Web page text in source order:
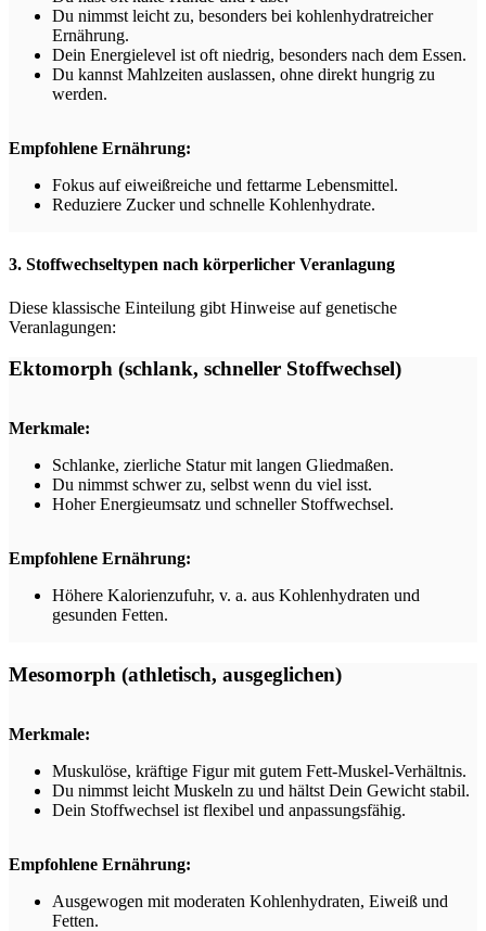
Du nimmst leicht zu, besonders bei kohlenhydratreicher
Ernährung.
Dein Energielevel ist oft niedrig, besonders nach dem Essen.
Du kannst Mahlzeiten auslassen, ohne direkt hungrig zu
werden.
Empfohlene Ernährung:
Fokus auf eiweißreiche und fettarme Lebensmittel.
Reduziere Zucker und schnelle Kohlenhydrate.
3. Stoffwechseltypen nach körperlicher Veranlagung
Diese klassische Einteilung gibt Hinweise auf genetische
Veranlagungen:
Ektomorph (schlank, schneller Stoffwechsel)
Merkmale:
Schlanke, zierliche Statur mit langen Gliedmaßen.
Du nimmst schwer zu, selbst wenn du viel isst.
Hoher Energieumsatz und schneller Stoffwechsel.
Empfohlene Ernährung:
Höhere Kalorienzufuhr, v. a. aus Kohlenhydraten und
gesunden Fetten.
Mesomorph (athletisch, ausgeglichen)
Merkmale:
Muskulöse, kräftige Figur mit gutem Fett-Muskel-Verhältnis.
Du nimmst leicht Muskeln zu und hältst Dein Gewicht stabil.
Dein Stoffwechsel ist flexibel und anpassungsfähig.
Empfohlene Ernährung:
Ausgewogen mit moderaten Kohlenhydraten, Eiweiß und
Fetten.